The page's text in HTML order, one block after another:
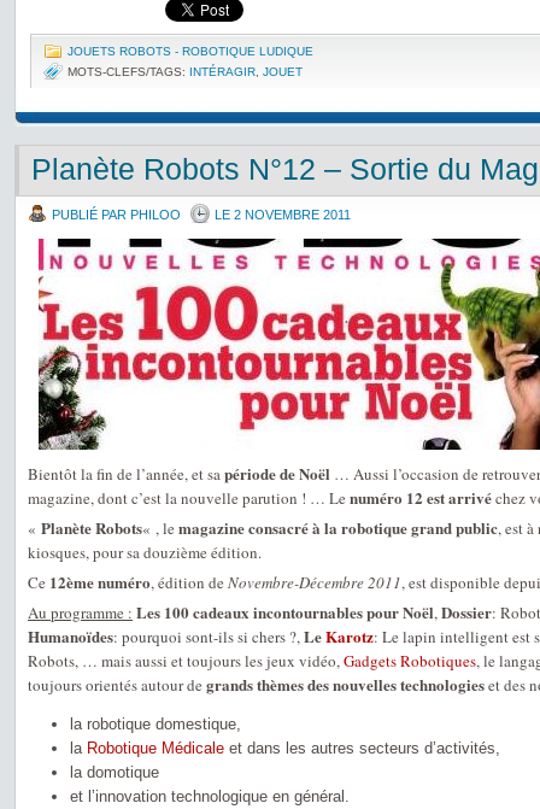
JOUETS ROBOTS - ROBOTIQUE LUDIQUE
MOTS-CLEFS/TAGS: INTÉRAGIR JOUET
Planète Robots N°12 – Sortie du
PUBLIÉ PAR PHILOO LE 2 NOVEMBRE 2011
Bientôt la fin de l’année, et sapériode de Noël … Aussi l’occasion de
magazine, dont c’est la nouvelle parution ! … Le numéro 12 est arrivéchez
« Planète Robots« , le magazine consacré à la robotique grand public, est
kiosques, pour sa douzième édition.
Ce 12ème numéro, édition de Novembre-Décembre 2011, est disponible
Au programme : Les 100 cadeaux incontournables pour Noël,Dossier:
Humanoïdes: pourquoi sont-ils si chers ?,LeKarotz: Le lapin intelligent est
Robots, … mais aussi et toujours les jeux vidéo,Gadgets Robotiques, le
toujours orientés autour de grands thèmes des nouvelles technologieset des
la robotique domestique,
la Robotique Médicale et dans les autres secteurs d’activités,
la domotique
et l’innovation technologique en général.